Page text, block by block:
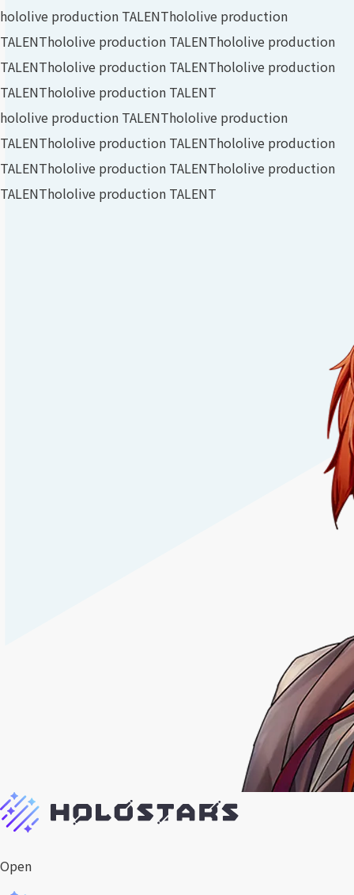
hololive production TALENThololive production
TALENThololive production TALENThololive production
TALENThololive production TALENThololive production
TALENThololive production TALENT
hololive production TALENThololive production
TALENThololive production TALENThololive production
TALENThololive production TALENThololive production
TALENThololive production TALENT
Open